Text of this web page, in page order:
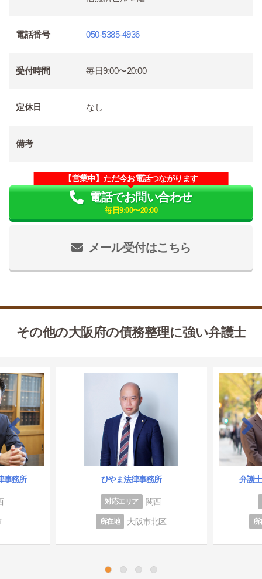
電話番号 050-5385-4936
受付時間 毎日9:00〜20:00
定休日 なし
備考
メール受付はこちら
【営業中】ただ今お電話つながります
電話でお問い合わせ
毎日9:00〜20:00
その他の大阪府の債務整理に強い弁護士
事務所 ひやま法律事務所
対応エリア 関西
所在地 大阪市北区
弁護
所